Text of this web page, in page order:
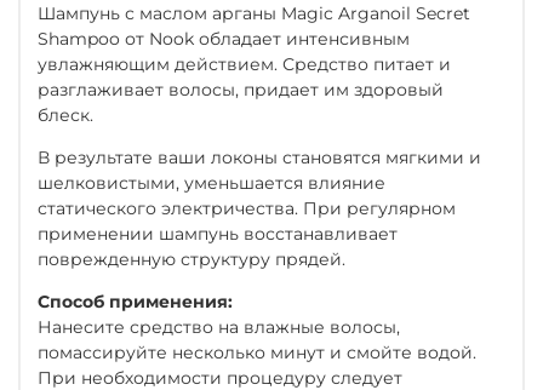
Шампунь с маслом арганы Magic Arganoil Secret
Shampoo от Nook обладает интенсивным
увлажняющим действием. Средство питает и
разглаживает волосы, придает им здоровый
блеск.
В результате ваши локоны становятся мягкими и
шелковистыми, уменьшается влияние
статического электричества. При регулярном
применении шампунь восстанавливает
поврежденную структуру прядей.
Способ применения:
Нанесите средство на влажные волосы,
помассируйте несколько минут и смойте водой.
При необходимости процедуру следует